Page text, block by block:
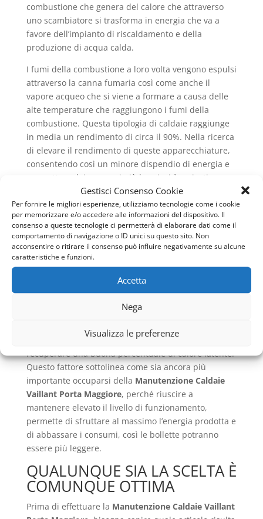
Gestisci Consenso Cookie
Per fornire le migliori esperienze, utilizziamo tecnologie come i cookie
per memorizzare e/o accedere alle informazioni del dispositivo. Il
consenso a queste tecnologie ci permetterà di elaborare dati come il
comportamento di navigazione o ID unici su questo sito. Non
acconsentire o ritirare il consenso può influire negativamente su alcune
caratteristiche e funzioni.
Accetta
Nega
Visualizza le preferenze
combustione che genera del calore che attraverso
uno scambiatore si trasforma in energia che va a
favore dell’impianto di riscaldamento e della
produzione di acqua calda.
I fumi della combustione a loro volta vengono espulsi
attraverso la canna fumaria così come anche il
vapore acqueo che si viene a formare a causa delle
alte temperature che raggiungono i fumi della
combustione. Questa tipologia di caldaie raggiunge
in media un rendimento di circa il 90%. Nella ricerca
di elevare il rendimento di queste apparecchiature,
consentendo così un minore dispendio di energia e
permettere dei consumi più bassi, si è arrivati
all’introduzione del metodo della condensazione.
Questo sempre seguendo il principio della
combustione iniziale, cerca di recuperare il massimo
dell’energia, così da introdurre un sistema di
raffreddamento dei fumi che non genera vapore
acqueo e così viene ad esserci dell’energia termica,
generale prodotta dalla combustione e permette di
nel caso delle caldaie a condensazione ed in
raggiunge un livello del 109%, poiché si riesce a
recuperare una buona percentuale di calore latente.
Questo fattore sottolinea come sia ancora più
importante occuparsi della Manutenzione Caldaie
Vaillant Porta Maggiore, perché riuscire a
mantenere elevato il livello di funzionamento,
permette di sfruttare al massimo l’energia prodotta e
di abbassare i consumi, così le bollette potranno
essere più leggere.
QUALUNQUE SIA LA SCELTA È
COMUNQUE OTTIMA
Prima di effettuare la Manutenzione Caldaie Vaillant